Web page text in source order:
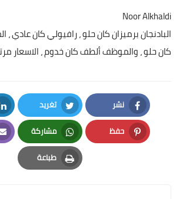
Noor Alkhaldi
البادنجان برميزان كان حلو ، رافيولي كان عادي
كان حلو ، والموظف ألطف كان خدوم ، الاسعار
نشر
Facebook
تغريد
Twitter
حفظ
Pinterest
مشاركة
Whatsapp
طباعة
Print